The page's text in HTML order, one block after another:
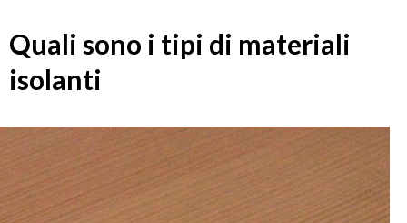
Quali sono i tipi di materiali
isolanti